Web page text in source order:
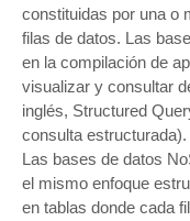
constituidas por una o
filas de datos. Las
en la compilación de
visualizar y consultar
inglés, Structured
consulta estructurada).
Las bases de datos
el mismo enfoque
en tablas donde cada